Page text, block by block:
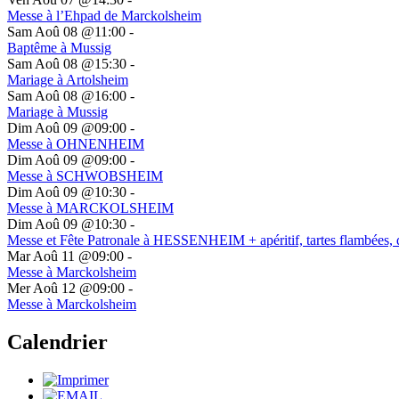
Messe à l’Ehpad de Marckolsheim
Sam Aoû 08 @11:00 -
Baptême à Mussig
Sam Aoû 08 @15:30 -
Mariage à Artolsheim
Sam Aoû 08 @16:00 -
Mariage à Mussig
Dim Aoû 09 @09:00 -
Messe à OHNENHEIM
Dim Aoû 09 @09:00 -
Messe à SCHWOBSHEIM
Dim Aoû 09 @10:30 -
Messe à MARCKOLSHEIM
Dim Aoû 09 @10:30 -
Messe et Fête Patronale à HESSENHEIM + apéritif, tartes flambées,
Mar Aoû 11 @09:00 -
Messe à Marckolsheim
Mer Aoû 12 @09:00 -
Messe à Marckolsheim
Calendrier